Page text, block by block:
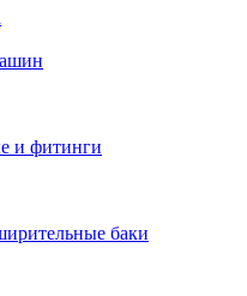
и фитинги
баки